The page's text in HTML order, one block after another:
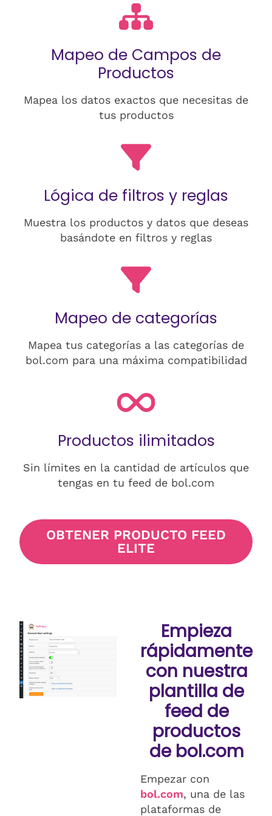
Mapeo de Campos de
Productos
Mapea los datos exactos que necesitas de
tus productos
Lógica de filtros y reglas
Muestra los productos y datos que deseas
basándote en filtros y reglas
Mapeo de categorías
Mapea tus categorías a las categorías de
bol.com para una máxima compatibilidad
Productos ilimitados
Sin límites en la cantidad de artículos que
tengas en tu feed de bol.com
OBTENER PRODUCTO FEED
ELITE
Empieza
rápidamente
con nuestra
plantilla de
feed de
productos
de bol.com
Empezar con
bol.com, una de las
plataformas de